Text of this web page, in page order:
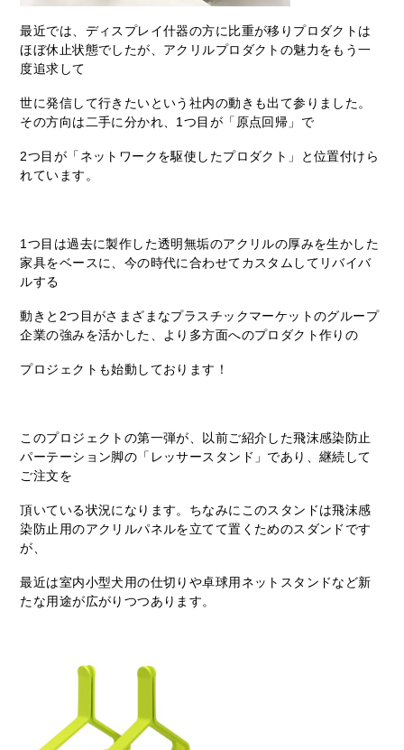
最近では、ディスプレイ什器の方に比重が移りプロダクトは
ほぼ休止状態でしたが、アクリルプロダクトの魅力をもう一
度追求して
世に発信して行きたいという社内の動きも出て参りました。
その方向は二手に分かれ、1つ目が「原点回帰」で
2つ目が「ネットワークを駆使したプロダクト」と位置付けら
れています。
1つ目は過去に製作した透明無垢のアクリルの厚みを生かした
家具をベースに、今の時代に合わせてカスタムしてリバイバ
ルする
動きと2つ目がさまざまなプラスチックマーケットのグループ
企業の強みを活かした、より多方面へのプロダクト作りの
プロジェクトも始動しております！
このプロジェクトの第一弾が、以前ご紹介した飛沫感染防止
パーテーション脚の「レッサースタンド」であり、継続して
ご注文を
頂いている状況になります。ちなみにこのスタンドは飛沫感
染防止用のアクリルパネルを立てて置くためのスダンドです
が、
最近は室内小型犬用の仕切りや卓球用ネットスタンドなど新
たな用途が広がりつつあります。